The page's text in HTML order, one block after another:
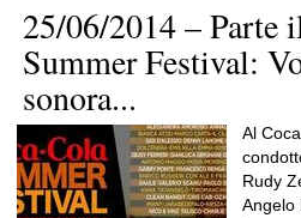
25/06/2014 – Parte
Summer Festival:
sonora...
Al
Rudy
Angelo